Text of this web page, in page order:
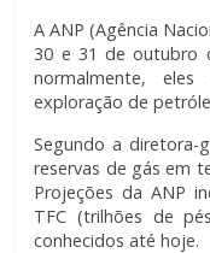
A ANP (Agência
30 e 31 de outubro
normalmente,
exploração de
Segundo a diretora-
reservas de gás em
Projeções da ANP
TFC (trilhões de
conhecidos até hoje.